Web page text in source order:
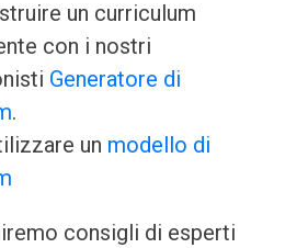
un curriculum
con i nostri
Generatore di
.
un modello di
consigli di esperti